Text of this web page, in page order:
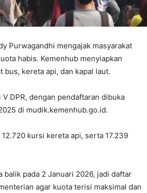
Purwagandhi mengajak masyarakat
habis. Kemenhub menyiapkan
kereta api, dan kapal laut.
DPR, dengan pendaftaran dibuka
di mudik.kemenhub.go.id.
kursi kereta api, serta 17.239
pada 2 Januari 2026, jadi daftar
agar kuota terisi maksimal dan